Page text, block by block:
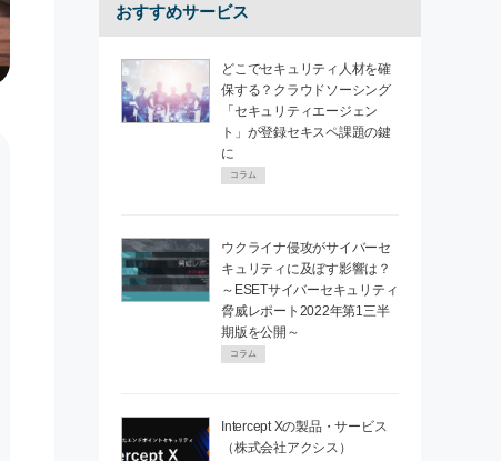
おすすめサービス
どこでセキュリティ人材を確
保する？クラウドソーシング
「セキュリティエージェン
ト」が登録セキスペ課題の鍵
に
コラム
ウクライナ侵攻がサイバーセ
キュリティに及ぼす影響は？
～ESETサイバーセキュリティ
脅威レポート2022年第1三半
期版を公開～
コラム
Intercept Xの製品・サービス
（株式会社アクシス）